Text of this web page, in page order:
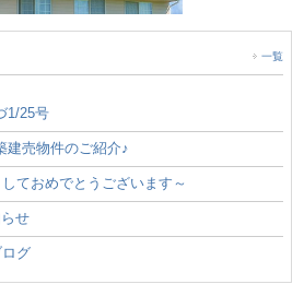
一覧
1/25号
建売物件のご紹介♪
ておめでとうございます～
せ
グ